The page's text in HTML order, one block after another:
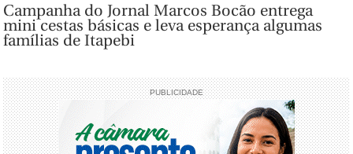
Campanha do Jornal Marcos Bocão entrega
mini cestas básicas e leva esperança algumas
famílias de Itapebi
PUBLICIDADE